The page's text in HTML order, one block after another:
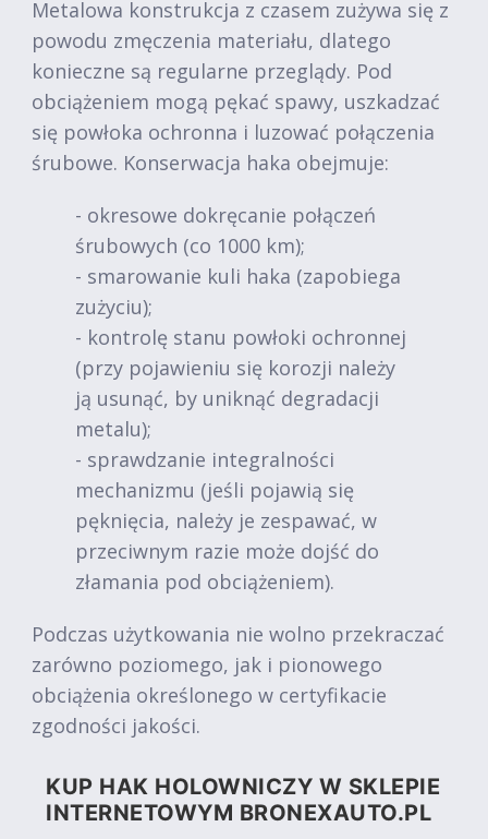
Metalowa konstrukcja z czasem zużywa się z
powodu zmęczenia materiału, dlatego
konieczne są regularne przeglądy. Pod
obciążeniem mogą pękać spawy, uszkadzać
się powłoka ochronna i luzować połączenia
śrubowe. Konserwacja haka obejmuje:
- okresowe dokręcanie połączeń
śrubowych (co 1000 km);
- smarowanie kuli haka (zapobiega
zużyciu);
- kontrolę stanu powłoki ochronnej
(przy pojawieniu się korozji należy
ją usunąć, by uniknąć degradacji
metalu);
- sprawdzanie integralności
mechanizmu (jeśli pojawią się
pęknięcia, należy je zespawać, w
przeciwnym razie może dojść do
złamania pod obciążeniem).
Podczas użytkowania nie wolno przekraczać
zarówno poziomego, jak i pionowego
obciążenia określonego w certyfikacie
zgodności jakości.
KUP HAK HOLOWNICZY W SKLEPIE
INTERNETOWYM BRONEXAUTO.PL